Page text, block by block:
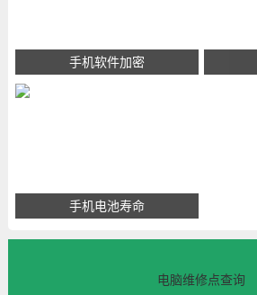
手机软件加密
手机电池寿命
电脑维修点查询